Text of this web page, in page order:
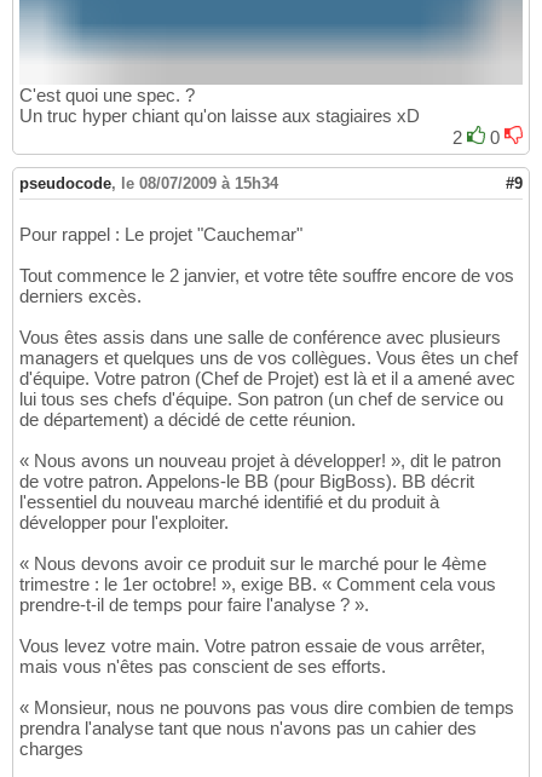
C'est quoi une spec. ?
Un truc hyper chiant qu'on laisse aux stagiaires xD
2
0
pseudocode, le 08/07/2009 à 15h34 #9
Pour rappel : Le projet "Cauchemar"
Tout commence le 2 janvier, et votre tête souffre encore de vos
derniers excès.
Vous êtes assis dans une salle de conférence avec plusieurs
managers et quelques uns de vos collègues. Vous êtes un chef
d'équipe. Votre patron (Chef de Projet) est là et il a amené avec
lui tous ses chefs d'équipe. Son patron (un chef de service ou
de département) a décidé de cette réunion.
« Nous avons un nouveau projet à développer! », dit le patron
de votre patron. Appelons-le BB (pour BigBoss). BB décrit
l'essentiel du nouveau marché identifié et du produit à
développer pour l'exploiter.
« Nous devons avoir ce produit sur le marché pour le 4ème
trimestre : le 1er octobre! », exige BB. « Comment cela vous
prendre-t-il de temps pour faire l'analyse ? ».
Vous levez votre main. Votre patron essaie de vous arrêter,
mais vous n'êtes pas conscient de ses efforts.
« Monsieur, nous ne pouvons pas vous dire combien de temps
prendra l'analyse tant que nous n'avons pas un cahier des
charges